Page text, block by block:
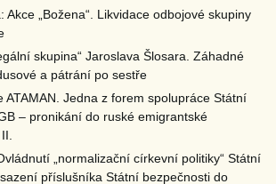
Akce „Božena“. Likvidace odbojové skupiny
skupina“ Jaroslava Šlosara. Záhadné
a pátrání po sestře
ATAMAN. Jedna z forem spolupráce Státní
– pronikání do ruské emigrantské
„normalizační církevní politiky“ Státní
příslušníka Státní bezpečnosti do